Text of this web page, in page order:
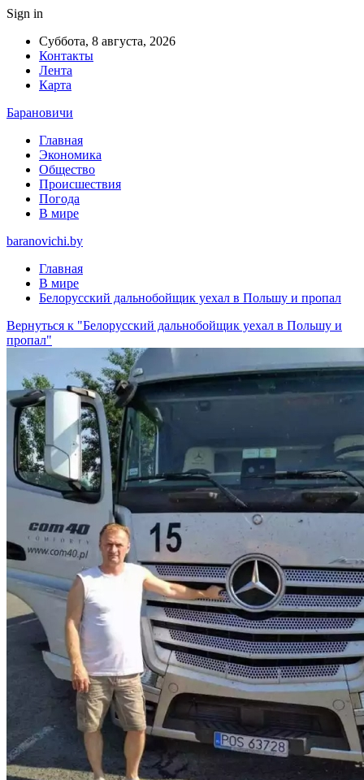
Sign in
Суббота, 8 августа, 2026
Контакты
Лента
Карта
Барановичи
Главная
Экономика
Общество
Происшествия
Погода
В мире
baranovichi.by
Главная
В мире
Белорусский дальнобойщик уехал в Польшу и пропал
Вернуться к "Белорусский дальнобойщик уехал в Польшу и
пропал"